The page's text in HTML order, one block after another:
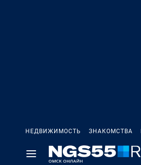
НЕДВИЖИМОСТЬ ЗНАКОМСТВА